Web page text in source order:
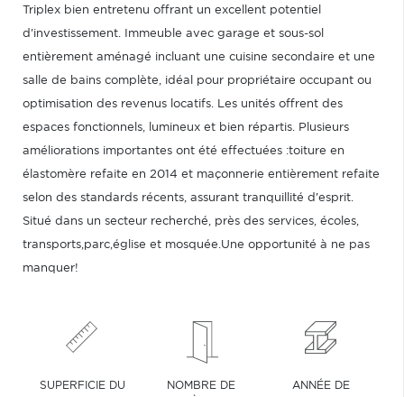
Triplex bien entretenu offrant un excellent potentiel
d'investissement. Immeuble avec garage et sous-sol
entièrement aménagé incluant une cuisine secondaire et une
salle de bains complète, idéal pour propriétaire occupant ou
optimisation des revenus locatifs. Les unités offrent des
espaces fonctionnels, lumineux et bien répartis. Plusieurs
améliorations importantes ont été effectuées :toiture en
élastomère refaite en 2014 et maçonnerie entièrement refaite
selon des standards récents, assurant tranquillité d'esprit.
Situé dans un secteur recherché, près des services, écoles,
transports,parc,église et mosquée.Une opportunité à ne pas
manquer!
SUPERFICIE DU
NOMBRE DE
ANNÉE DE